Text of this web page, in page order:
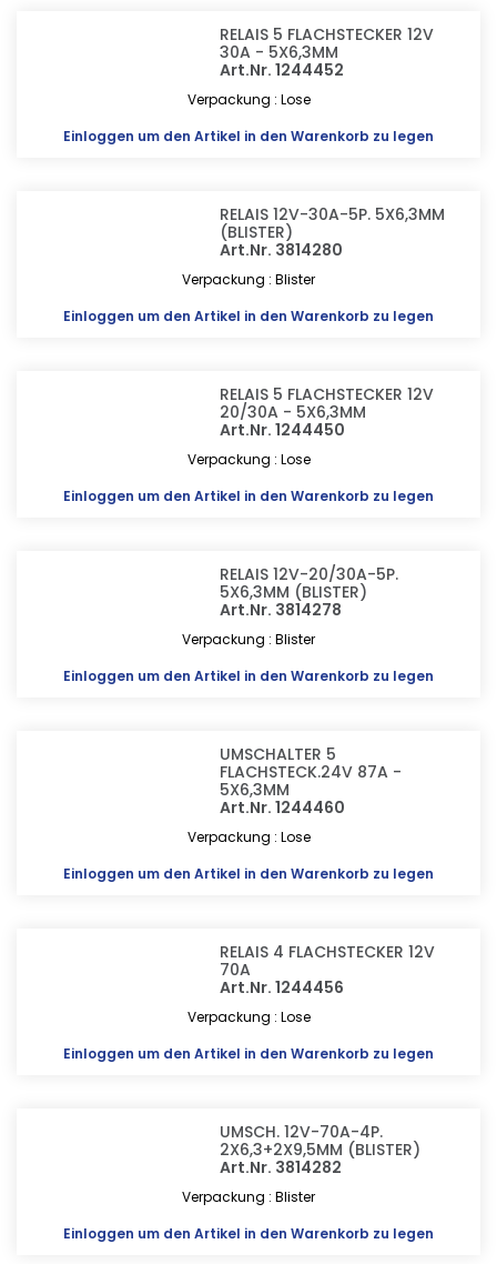
RELAIS 5 FLACHSTECKER 12V
30A - 5X6,3MM
Art.Nr. 1244452
Verpackung : Lose
Einloggen um den Artikel in den Warenkorb zu legen
RELAIS 12V-30A-5P. 5X6,3MM
(BLISTER)
Art.Nr. 3814280
Verpackung : Blister
Einloggen um den Artikel in den Warenkorb zu legen
RELAIS 5 FLACHSTECKER 12V
20/30A - 5X6,3MM
Art.Nr. 1244450
Verpackung : Lose
Einloggen um den Artikel in den Warenkorb zu legen
RELAIS 12V-20/30A-5P.
5X6,3MM (BLISTER)
Art.Nr. 3814278
Verpackung : Blister
Einloggen um den Artikel in den Warenkorb zu legen
UMSCHALTER 5
FLACHSTECK.24V 87A -
5X6,3MM
Art.Nr. 1244460
Verpackung : Lose
Einloggen um den Artikel in den Warenkorb zu legen
RELAIS 4 FLACHSTECKER 12V
70A
Art.Nr. 1244456
Verpackung : Lose
Einloggen um den Artikel in den Warenkorb zu legen
UMSCH. 12V-70A-4P.
2X6,3+2X9,5MM (BLISTER)
Art.Nr. 3814282
Verpackung : Blister
Einloggen um den Artikel in den Warenkorb zu legen